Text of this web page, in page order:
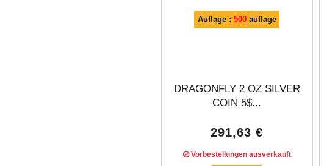
Auflage : 500auflage
DRAGONFLY 2 OZ SILVER
COIN 5$...
291,63 €
Vorbestellungen ausverkauft